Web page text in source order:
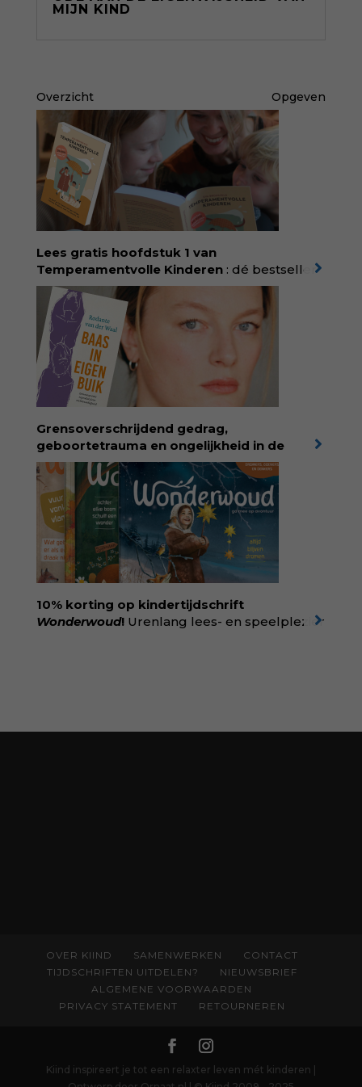
MIJN KIND
Overzicht Opgeven
Lees gratis hoofdstuk 1 van
Temperamentvolle Kinderen : dé bestseller
van pedagoog Eva Bronsveld. In het boek
Temperamentvolle kinderen vind je 25 jaar
aan kennis en ervaring. Met ruim 50.000
verkochte exemplaren met recht een
bestseller, waarmee Eva veel gezinnen heeft
kunnen helpen. Ze schrijft met een
liefdevolle kijk op kinderen en veel begrip
voor ouders. Download het hoofdstuk gratis
via:
evabronsveld.plugandpay.nl/r?
id=ZcYxEBJH
Grensoverschrijdend gedrag,
geboortetrauma en ongelijkheid in de
geboortezorg:in Baas in eigen buik verbindt
filosoof en vroedvrouw Rodante van der Waal
persoonlijke ervaringen aan structureel
onrecht en introduceert ze reproductieve
rechtvaardigheid als een collectieve, radicale
praktijk van zorg. Voor iedereen die wil
begrijpen wat er speelt rond vruchtbaarheid
en geboorte. Koop het boek via
singeluitgeverijen.nl/nijgh-van-
ditmar/boek/baas-in-eigen-buik
10% korting op kindertijdschrift
Wonderwoud! Urenlang lees- en speelplezier
OVER KIIND SAMENWERKEN
CONTACT
TIJDSCHRIFTEN UITDELEN?
NIEUWSBRIEF
ALGEMENE VOORWAARDEN
PRIVACY STATEMENT
RETOURNEREN
Kiind inspireert je tot een relaxter leven mét kinderen |